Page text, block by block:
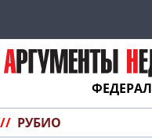
// РУБИО